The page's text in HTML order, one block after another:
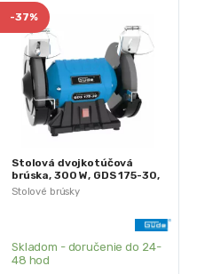
Stolové brúsky
-37%
Stolová dvojkotúčová
brúska, 300 W, GDS 175-30,
Güde | BGU-55236
(Výstavný kus)
Skladom - doručenie do 24-
48 hod